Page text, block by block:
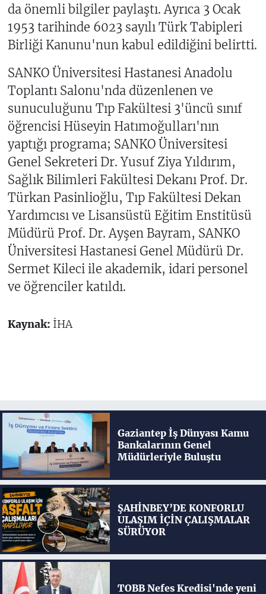
da önemli bilgiler paylaştı. Ayrıca 3 Ocak
1953 tarihinde 6023 sayılı Türk Tabipleri
Birliği Kanunu'nun kabul edildiğini belirtti.
SANKO Üniversitesi Hastanesi Anadolu
Toplantı Salonu'nda düzenlenen ve
sunuculuğunu Tıp Fakültesi 3'üncü sınıf
öğrencisi Hüseyin Hatımoğulları'nın
yaptığı programa; SANKO Üniversitesi
Genel Sekreteri Dr. Yusuf Ziya Yıldırım,
Sağlık Bilimleri Fakültesi Dekanı Prof. Dr.
Türkan Pasinlioğlu, Tıp Fakültesi Dekan
Yardımcısı ve Lisansüstü Eğitim Enstitüsü
Müdürü Prof. Dr. Ayşen Bayram, SANKO
Üniversitesi Hastanesi Genel Müdürü Dr.
Sermet Kileci ile akademik, idari personel
ve öğrenciler katıldı.
Kaynak: İHA
Gaziantep İş Dünyası Kamu
Bankalarının Genel
Müdürleriyle Buluştu
ŞAHİNBEY’DE KONFORLU
ULAŞIM İÇİN ÇALIŞMALAR
SÜRÜYOR
TOBB Nefes Kredisi'nde yeni